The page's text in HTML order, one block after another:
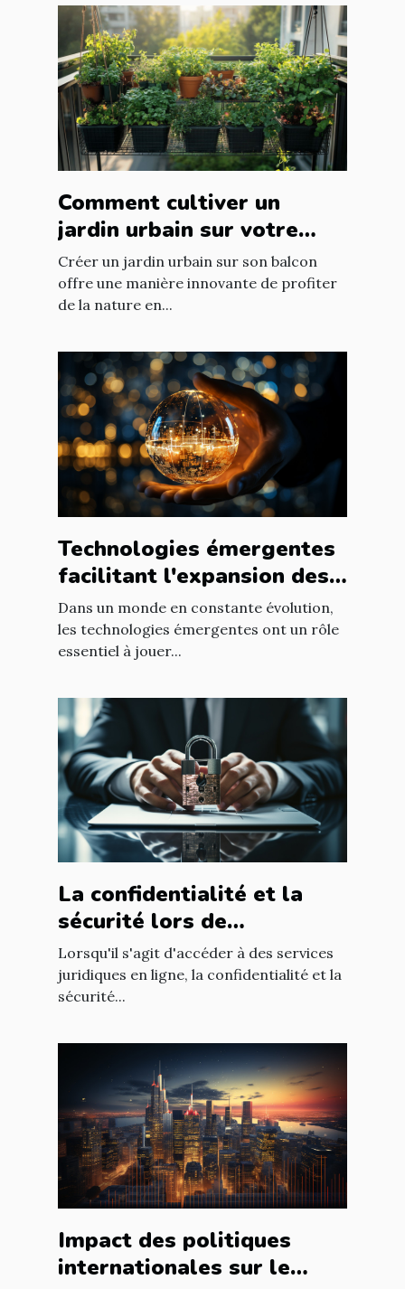
Comment cultiver un
jardin urbain sur votre
balcon
Créer un jardin urbain sur son balcon
offre une manière innovante de profiter
de la nature en...
Technologies émergentes
facilitant l'expansion des
entreprises
Dans un monde en constante évolution,
les technologies émergentes ont un rôle
essentiel à jouer...
La confidentialité et la
sécurité lors de
l'utilisation d'un avocat en
ligne
Lorsqu'il s'agit d'accéder à des services
juridiques en ligne, la confidentialité et la
sécurité...
Impact des politiques
internationales sur le